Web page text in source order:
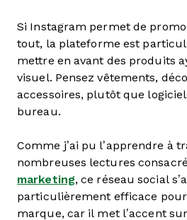
Si Instagram permet de
tout, la plateforme est
mettre en avant des produits
visuel. Pensez vêtements,
accessoires, plutôt que
bureau.
Comme j’ai pu l’apprendre à
nombreuses lectures
marketing, ce réseau social
particulièrement efficace
marque, car il met l’accent